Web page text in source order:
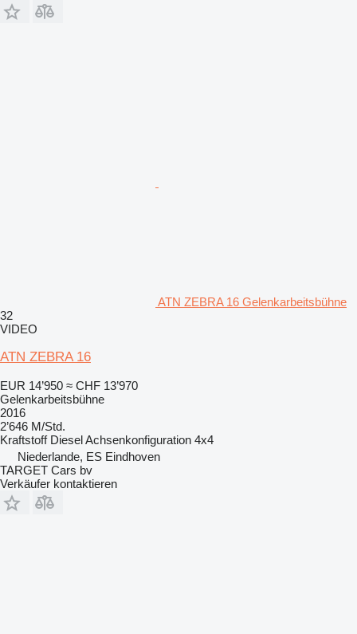
ATN ZEBRA 16 Gelenkarbeitsbühne
32
VIDEO
ATN ZEBRA 16
EUR 14’950 ≈ CHF 13’970
Gelenkarbeitsbühne
2016
2’646 M/Std.
Kraftstoff DieselAchsenkonfiguration 4x4
Niederlande, ES Eindhoven
TARGET Cars bv
Verkäufer kontaktieren